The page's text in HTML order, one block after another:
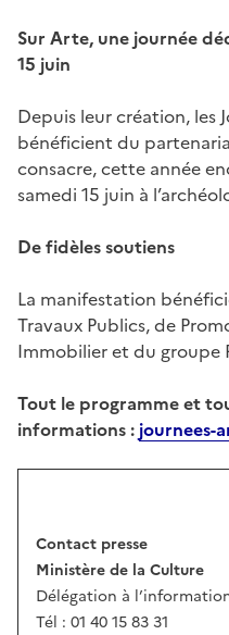
Sur Arte, une journée
15 juin
Depuis leur création, les
bénéficient du
consacre, cette année
samedi 15 juin à
De fidèles soutiens
La manifestation
Travaux Publics, de
Immobilier et du groupe
Tout le programme et
informations : journees-
Contact
Ministère de la Culture
Délégation à
Tél : 01 40 15 83 31